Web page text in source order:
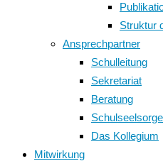
Struktur
Ansprechpartner
Schulleitung
Sekretariat
Beratung
Schulseelsorge
Das Kollegium
Mitwirkung